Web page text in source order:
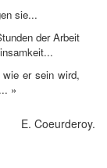
sie...
der Arbeit
er sein wird,
»
E. Coeurderoy.